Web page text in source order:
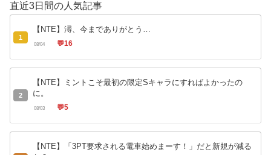
直近3日間の人気記事
1
【NTE】潯、今までありがとう…
08/04 💬16
2
【NTE】ミントこそ最初の限定Sキャラにすればよかったの
に。
08/03 💬5
【NTE】「3PT要求される電車始めまーす！」だと新規が減る